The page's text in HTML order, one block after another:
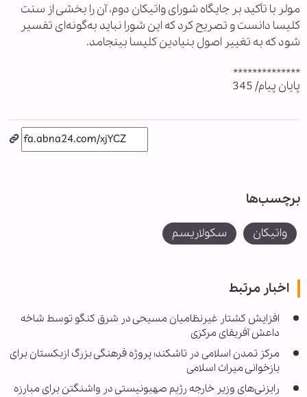
مولر با تأکید بر جایگاه شورای واتیکان دوم، آن را بخشی از سنت
کلیسا دانست و تصریح کرد که این شورا نباید به‌گونه‌ای تفسیر
شود که به تغییر اصول بنیادین کلیسا بینجامد.
**************
پایان پیام/ 345
برچسب‌ها
واتیکان سکولاریسم
اخبار مرتبط
افزایش کشتار غیرنظامیان مسیحی در شرق کنگو توسط شاخه
داعش آفریقای مرکزی
مرکز تمدن اسلامی در تاشکند؛ پروژه فرهنگی بزرگ ازبکستان برای
بازخوانی میراث اسلامی
رایزنی‌های وزیر خارجه رژیم صهیونیستی در واشنگتن برای مبارزه